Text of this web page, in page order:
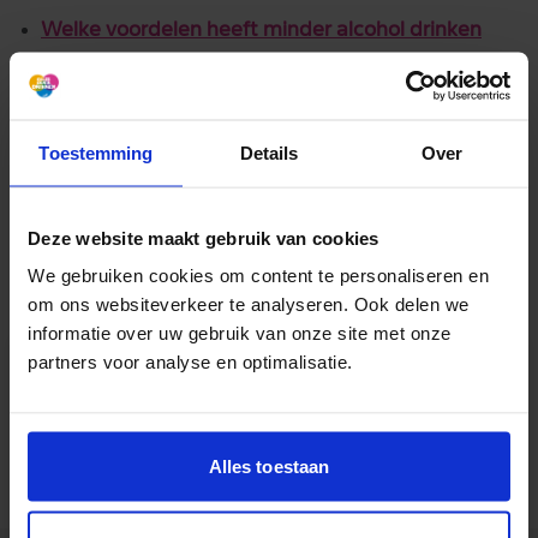
Toestemming Details Over
Deze website maakt gebruik van cookies
We gebruiken cookies om content te personaliseren en
om ons websiteverkeer te analyseren. Ook delen we
informatie over uw gebruik van onze site met onze
partners voor analyse en optimalisatie.
Alles toestaan
Welke voordelen heeft minder alcohol drinken
Moti55: bewust worden van je alcoholgebruik